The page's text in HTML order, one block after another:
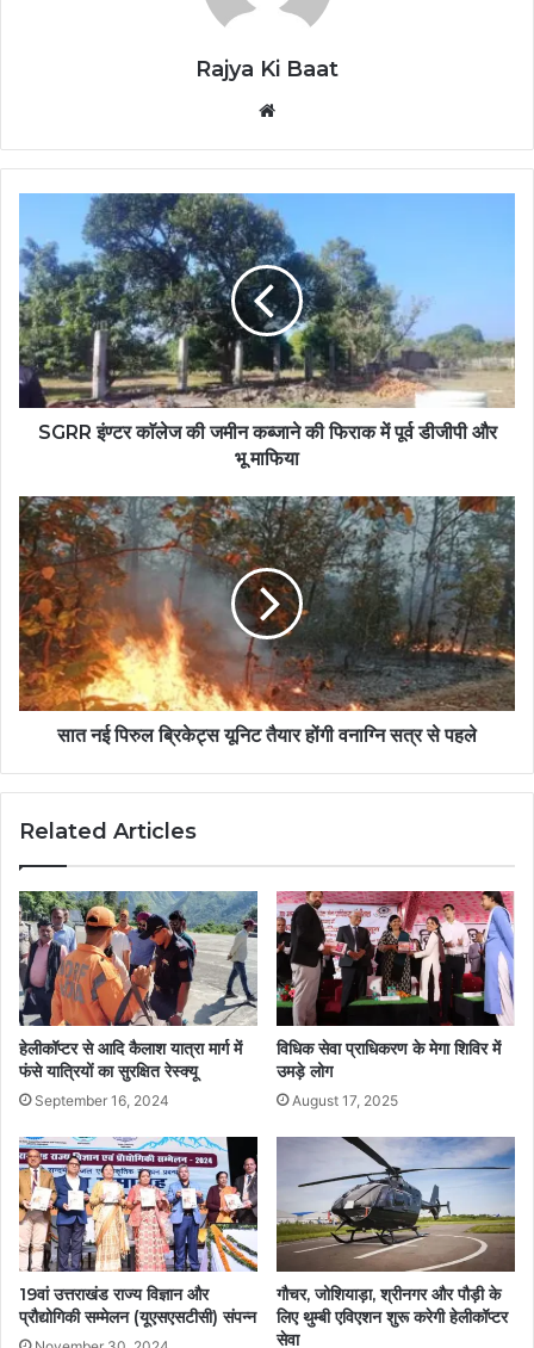
Rajya Ki Baat
SGRR इंण्टर काॅलेज की जमीन कब्जाने की फिराक में पूर्व डीजीपी और
भू माफिया
सात नई पिरुल ब्रिकेट्स यूनिट तैयार होंगी वनाग्नि सत्र से पहले
Related Articles
हेलीकॉप्टर से आदि कैलाश यात्रा मार्ग में
फंसे यात्रियों का सुरक्षित रेस्क्यू
September 16, 2024
विधिक सेवा प्राधिकरण के मेगा शिविर में
उमड़े लोग
August 17, 2025
19वां उत्तराखंड राज्य विज्ञान और
प्रौद्योगिकी सम्मेलन (यूएसएसटीसी) संपन्न
गौचर, जोशियाड़ा, श्रीनगर और पौड़ी के
लिए थुम्बी एविएशन शुरू करेगी हेलीकॉप्टर
सेवा